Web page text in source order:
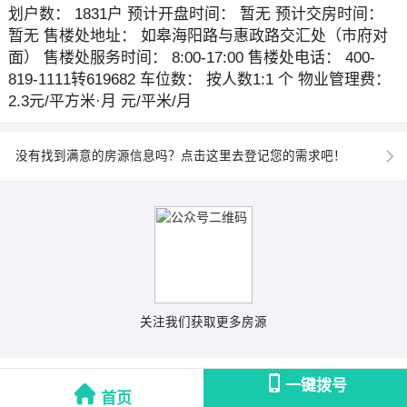
首页
一键拨号
划户数： 1831户 预计开盘时间： 暂无 预计交房时间：
暂无 售楼处地址： 如皋海阳路与惠政路交汇处（市府对
面） 售楼处服务时间： 8:00-17:00 售楼处电话： 400-
819-1111转619682 车位数： 按人数1:1 个 物业管理费：
2.3元/平方米·月 元/平米/月
没有找到满意的房源信息吗？点击这里去登记您的需求吧！
关注我们获取更多房源